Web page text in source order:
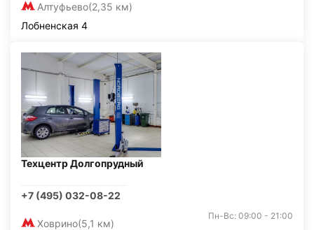
Алтуфьево(2,35 км)
Лобненская 4
Техцентр Долгопрудный
+7 (495) 032-08-22
Ховрино(5,1 км)
Пн-Вс: 09:00 - 21:00